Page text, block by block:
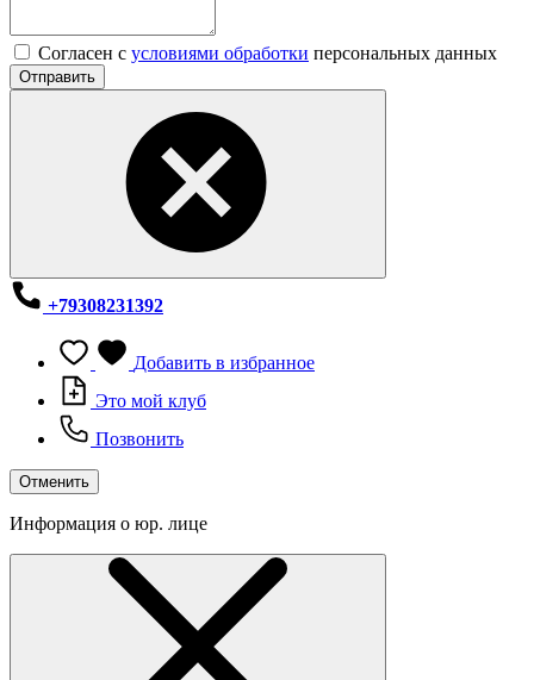
Согласен с условиями обработки персональных данных
Отправить
+79308231392
Добавить в избранное
Это мой клуб
Позвонить
Отменить
Информация о юр. лице